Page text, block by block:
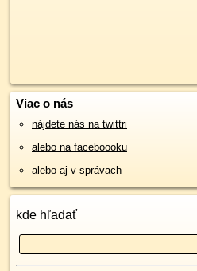
Viac o nás
nájdete nás na twittri
alebo na faceboooku
alebo aj v správach
kde hľadať